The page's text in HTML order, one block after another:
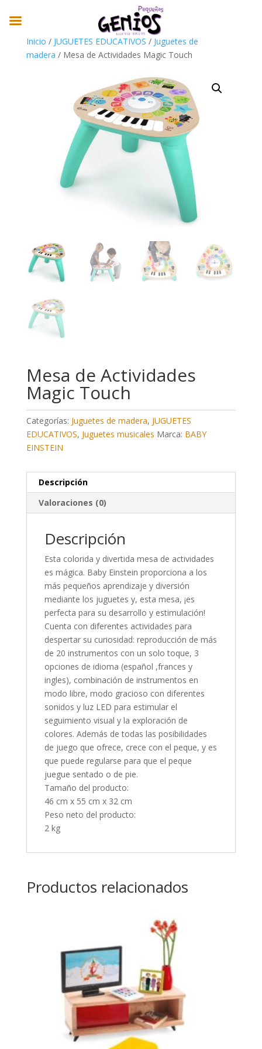
Inicio / JUGUETES EDUCATIVOS / Juguetes de
madera / Mesa de Actividades Magic Touch
Mesa de Actividades
Magic Touch
Categorías: Juguetes de madera, JUGUETES
EDUCATIVOS, Juguetes musicales Marca: BABY
EINSTEIN
Descripción
Valoraciones (0)
Descripción
Esta colorida y divertida mesa de actividades
es mágica. Baby Einstein proporciona a los
más pequeños aprendizaje y diversión
mediante los juguetes y, esta mesa, ¡es
perfecta para su desarrollo y estimulación!
Cuenta con diferentes actividades para
despertar su curiosidad: reproducción de más
de 20 instrumentos con un solo toque, 3
opciones de idioma (español ,frances y
ingles), combinación de instrumentos en
modo libre, modo gracioso con diferentes
sonidos y luz LED para estimular el
seguimiento visual y la exploración de
colores. Además de todas las posibilidades
de juego que ofrece, crece con el peque, y es
que puede regularse para que el peque
juegue sentado o de pie.
Tamaño del producto:
46 cm x 55 cm x 32 cm
Peso neto del producto:
2 kg
Productos relacionados